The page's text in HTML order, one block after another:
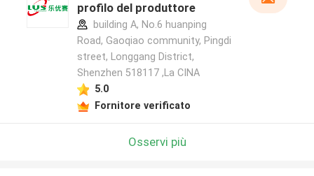
profilo del produttore
building A, No.6 huanping
Road, Gaoqiao community, Pingdi
street, Longgang District,
Shenzhen 518117 ,La CINA
5.0
Fornitore verificato
Osservi più